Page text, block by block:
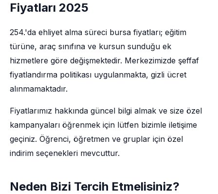
Fiyatları 2025
254.'da ehliyet alma süreci bursa fiyatları; eğitim
türüne, araç sınıfına ve kursun sunduğu ek
hizmetlere göre değişmektedir. Merkezimizde şeffaf
fiyatlandırma politikası uygulanmakta, gizli ücret
alınmamaktadır.
Fiyatlarımız hakkında güncel bilgi almak ve size özel
kampanyaları öğrenmek için lütfen bizimle iletişime
geçiniz. Öğrenci, öğretmen ve gruplar için özel
indirim seçenekleri mevcuttur.
Neden Bizi Tercih Etmelisiniz?